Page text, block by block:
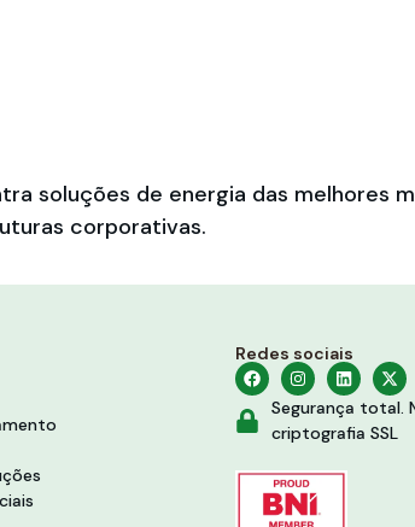
soluções de energia das melhores
corporativas.
Redes sociais
Segurança total.
criptografia SSL